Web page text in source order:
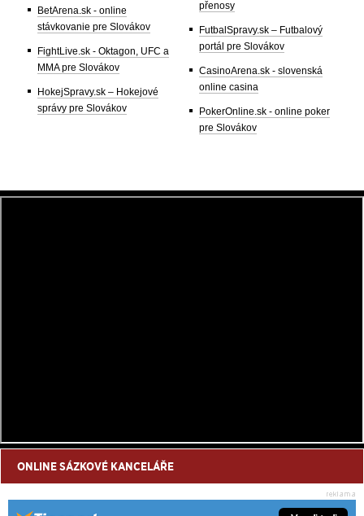
BetArena.sk - online
stávkovanie pre Slovákov
FightLive.sk - Oktagon, UFC a
MMA pre Slovákov
HokejSpravy.sk – Hokejové
správy pre Slovákov
přenosy
FutbalSpravy.sk – Futbalový
portál pre Slovákov
CasinoArena.sk - slovenská
online casina
PokerOnline.sk - online poker
pre Slovákov
ONLINE SÁZKOVÉ KANCELÁŘE